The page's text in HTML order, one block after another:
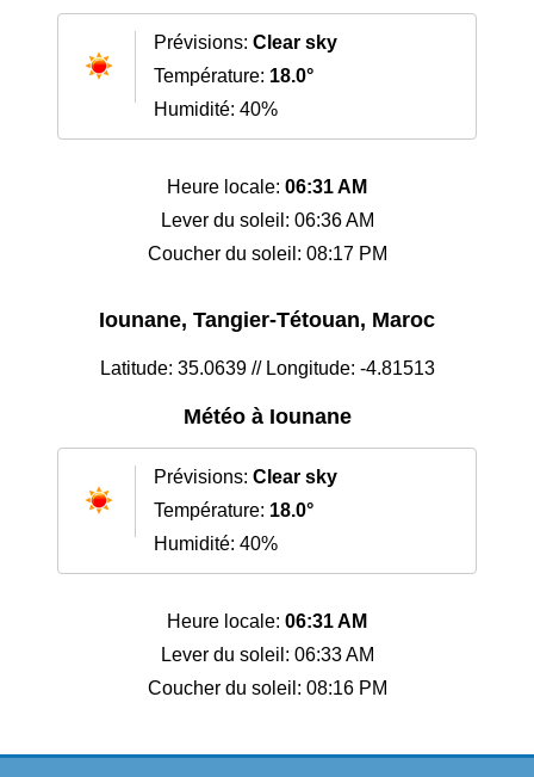
Prévisions: Clear sky
Température: 18.0°
Humidité: 40%
Heure locale: 06:31 AM
Lever du soleil: 06:36 AM
Coucher du soleil: 08:17 PM
Iounane, Tangier-Tétouan, Maroc
Latitude: 35.0639 // Longitude: -4.81513
Météo à Iounane
Prévisions: Clear sky
Température: 18.0°
Humidité: 40%
Heure locale: 06:31 AM
Lever du soleil: 06:33 AM
Coucher du soleil: 08:16 PM